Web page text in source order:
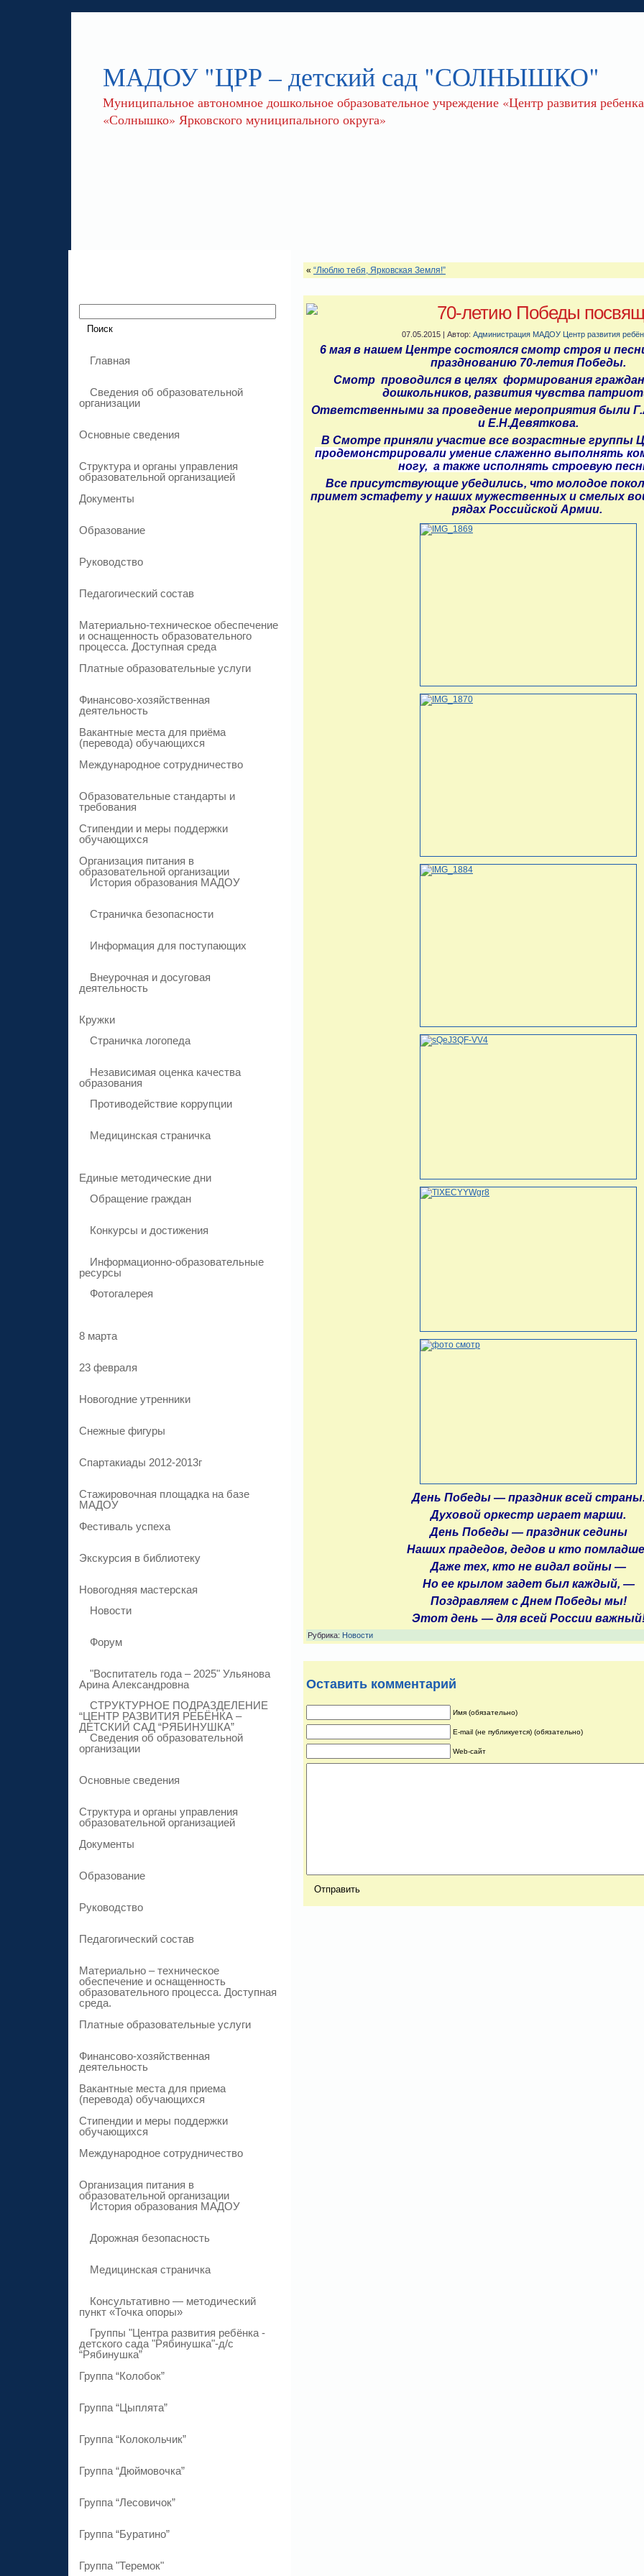
МАДОУ "ЦРР – детский сад "СОЛНЫШКО"
Муниципальное автономное дошкольное образовательное учреждение «Центр развития
«Солнышко» Ярковского муниципального округа»
Главная
Сведения об образовательной
организации
Основные сведения
Структура и органы управления
образовательной организацией
Документы
Образование
Руководство
Педагогический состав
Материально-техническое обеспечение
и оснащенность образовательного
процесса. Доступная среда
Платные образовательные услуги
Финансово-хозяйственная
деятельность
Вакантные места для приёма
(перевода) обучающихся
Международное сотрудничество
Образовательные стандарты и
требования
Стипендии и меры поддержки
обучающихся
Организация питания в
образовательной организации
История образования МАДОУ
Страничка безопасности
Информация для поступающих
Внеурочная и досуговая
деятельность
Кружки
Страничка логопеда
Независимая оценка качества
образования
Противодействие коррупции
Медицинская страничка
Единые методические дни
Обращение граждан
Конкурсы и достижения
Информационно-образовательные
ресурсы
Фотогалерея
8 марта
23 февраля
Новогодние утренники
Cнежные фигуры
Спартакиады 2012-2013г
Стажировочная площадка на базе
МАДОУ
Фестиваль успеха
Экскурсия в библиотеку
Новогодняя мастерская
Новости
Форум
"Воспитатель года – 2025" Ульянова
Арина Александровна
СТРУКТУРНОЕ ПОДРАЗДЕЛЕНИЕ
“ЦЕНТР РАЗВИТИЯ РЕБЁНКА –
ДЕТСКИЙ САД “РЯБИНУШКА”
Сведения об образовательной
организации
Основные сведения
Структура и органы управления
образовательной организацией
Документы
Образование
Руководство
Педагогический состав
Материально – техническое
обеспечение и оснащенность
образовательного процесса. Доступная
среда.
Платные образовательные услуги
Финансово-хозяйственная
деятельность
Вакантные места для приема
(перевода) обучающихся
Стипендии и меры поддержки
обучающихся
Международное сотрудничество
Организация питания в
образовательной организации
История образования МАДОУ
Дорожная безопасность
Медицинская страничка
Консультативно — методический
пункт «Точка опоры»
Группы "Центра развития ребёнка -
детского сада "Рябинушка"-д/с
“Рябинушка”
Группа “Колобок”
Группа “Цыплята”
Группа “Колокольчик”
Группа “Дюймовочка”
Группа “Лесовичок”
Группа “Буратино”
Группа "Теремок"
« “Люблю тебя, Ярковская Земля!”
70-летию Победы
07.05.2015 | Автор: Администрация МАДОУ Центр развития
6 мая в нашем Центре состоялся смотр строя и
празднованию 70-летия Победы.
Смотр проводился в целях формирования
дошкольников, развития чувства
Ответственными за проведение мероприятия были
и Е.Н.Девяткова.
В Смотре приняли участие все возрастные группы
продемонстрировали умение слаженно выполнять
ногу, а также исполнять строевую
Все присутствующие убедились, что молодое
примет эстафету у наших мужественных и смелых
рядах Российской Армии.
День Победы — праздник всей
Духовой оркестр играет марши.
День Победы — праздник седины
Наших прадедов, дедов и кто
Даже тех, кто не видал войны —
Но ее крылом задет был каждый, —
Поздравляем с Днем Победы мы!
Этот день — для всей России
Рубрика: Новости
Оставить комментарий
Имя (обязательно)
E-mail (не публикуется) (обязательно)
Web-сайт